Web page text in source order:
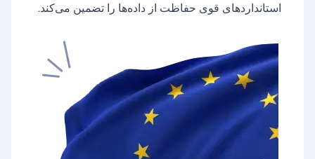
استانداردهای قوی حفاظت از داده‌ها را تضمین می‌کند.